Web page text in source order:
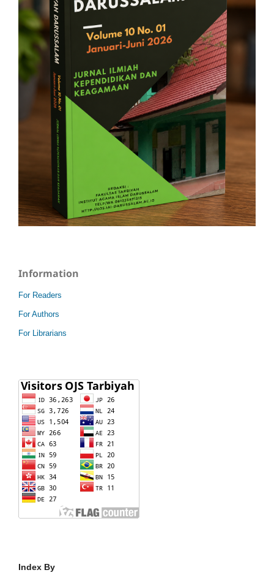
Information
For Readers
For Authors
For Librarians
Index By